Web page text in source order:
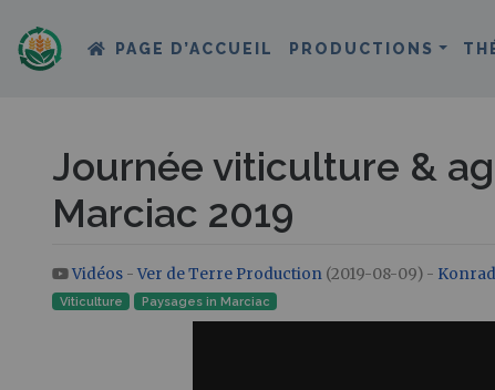
PAGE D’ACCUEIL PRODUCTIONS
Journée viticulture &
Marciac 2019
Aller à :navigation,rechercher
Vidéos - Ver de Terre Production (2019-08-09) -
Viticulture Paysages in Marciac